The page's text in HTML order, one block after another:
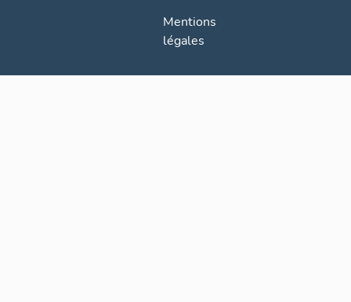
Mentions
légales